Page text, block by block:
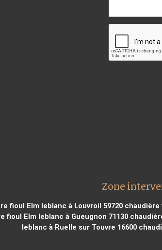
Zone
fioul Elm leblanc à Louvroil 59720 chaudière
fioul Elm leblanc à Gueugnon 71130
leblanc à Ruelle sur Touvre 16600